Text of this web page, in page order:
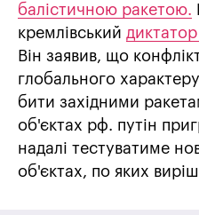
балістичною ракетою.
кремлівський
Він заявив, що
глобального
бити західними
об'єктах рф. путін
надалі тестуватиме
об'єктах, по яких